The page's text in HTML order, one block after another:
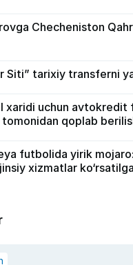
Checheniston
Siti” tarixiy transferni
xaridi uchun avtokredit
qoplab
futbolida yirik
xizmatlar